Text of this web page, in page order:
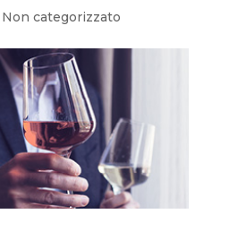
Non categorizzato